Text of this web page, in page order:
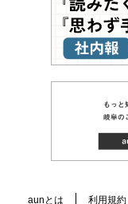
aunとは 利用規約